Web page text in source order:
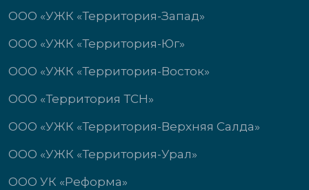
ООО «УЖК «Территория-Запад»
ООО «УЖК «Территория-Юг»
ООО «УЖК «Территория-Восток»
ООО «Территория ТСН»
ООО «УЖК «Территория-Верхняя Салда»
ООО «УЖК «Территория-Урал»
ООО УК «Реформа»